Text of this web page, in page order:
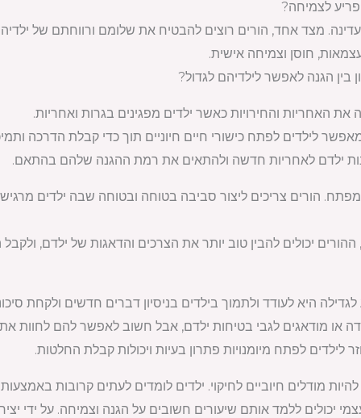
לצמיחה?
עדינה. מצד אחד, הורים רוצים להבטיח את שלומם ורווחתם של
חוסן וצמיחה אישית.
בין הגנה לאפשר לילדיהם לגדול?
האחריות והחירויות כאשר ילדים מפגינים בגרות ואחריות.
לילדים לפתח כישורי חיים חיוניים תוך כדי קבלת הדרכה
ילדם לאחריות חדשה ולהתאים את רמת ההגנה שלהם בהתאם.
הורים צריכים ליצור סביבה בטוחה ובטוחה שבה ילדים
ההורים יכולים להבין טוב יותר את הצרכים והדאגות של ילדם,
היא לעודד ולתמוך בילדים בניסיון דברים חדשים ולקחת
או מודאגים לגבי בטיחות ילדם, אבל חשוב לאפשר להם לחוות
לילדים לפתח מיומנויות פתרון בעיות ויכולות קבלת החלטות.
מודלים חיוביים לחיקוי. ילדים לומדים לעתים קרובות
יכולים ללמד אותם שיעורים חשובים על הגנה וצמיחה. על ידי